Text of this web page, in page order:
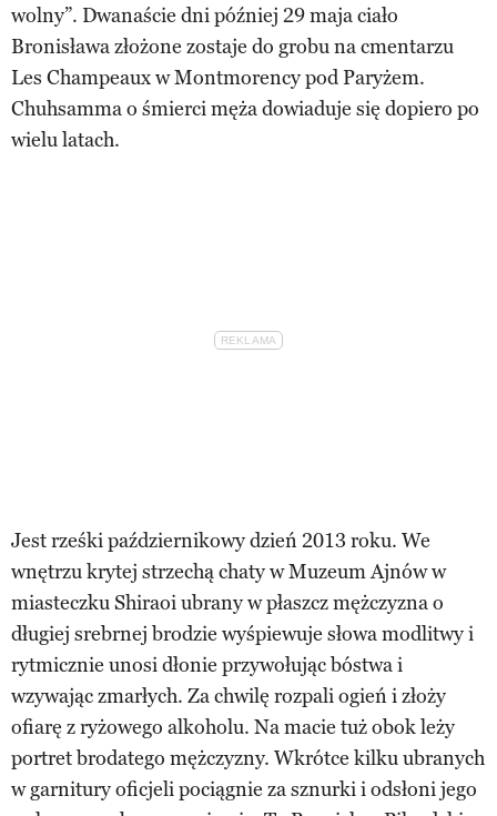
wolny”. Dwanaście dni później 29 maja ciało
Bronisława złożone zostaje do grobu na cmentarzu
Les Champeaux w Montmorency pod Paryżem.
Chuhsamma o śmierci męża dowiaduje się dopiero po
wielu latach.
Jest rześki październikowy dzień 2013 roku. We
wnętrzu krytej strzechą chaty w Muzeum Ajnów w
miasteczku Shiraoi ubrany w płaszcz mężczyzna o
długiej srebrnej brodzie wyśpiewuje słowa modlitwy i
rytmicznie unosi dłonie przywołując bóstwa i
wzywając zmarłych. Za chwilę rozpali ogień i złoży
ofiarę z ryżowego alkoholu. Na macie tuż obok leży
portret brodatego mężczyzny. Wkrótce kilku ubranych
w garnitury oficjeli pociągnie za sznurki i odsłoni jego